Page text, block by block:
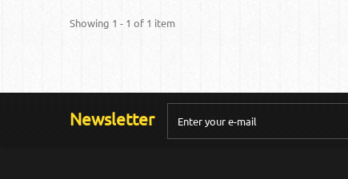
Showing 1 - 1 of 1 item
Newsletter